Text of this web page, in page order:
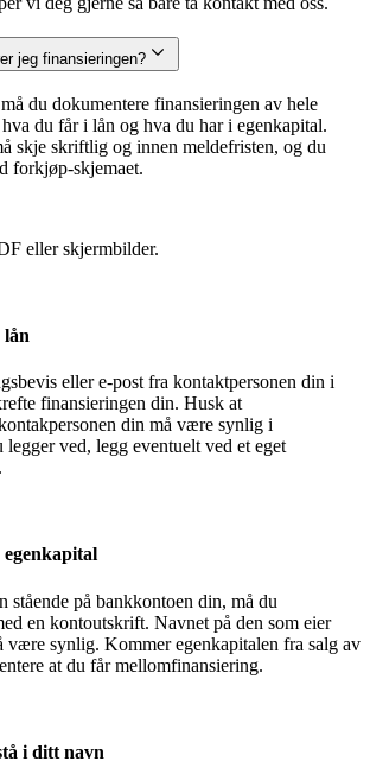
jeg finansieringen?
du dokumentere finansieringen av hele
du får i lån og hva du har i egenkapital.
skje skriftlig og innen meldefristen, og du
forkjøp-skjemaet.
eller skjermbilder.
lån
eller e-post fra kontaktpersonen din i
finansieringen din. Husk at
din må være synlig i
legger ved, legg eventuelt ved et eget
stående på bankkontoen din, må du
en kontoutskrift. Navnet på den som eier
være synlig. Kommer egenkapitalen fra salg av
at du får mellomfinansiering.
i ditt navn